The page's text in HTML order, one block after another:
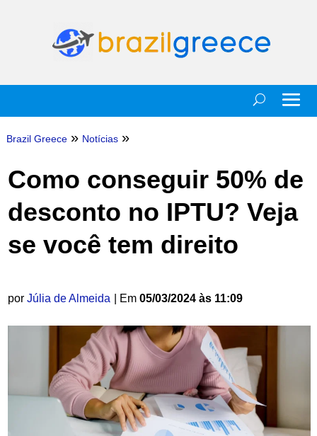
Brazil Greece » Notícias »
Como conseguir 50% de
desconto no IPTU? Veja
se você tem direito
por Júlia de Almeida | Em 05/03/2024 às 11:09